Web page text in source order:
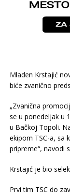
Mladen Krstajić
biće zvanično
„Zvanična
se u ponedeljak u
u Bačkoj Topoli.
ekipom TSC-a, sa
pripreme“, navodi
Krstajić je bio
Prvi tim TSC do